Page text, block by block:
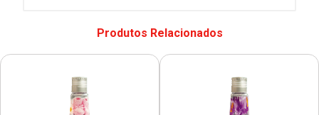
Produtos Relacionados